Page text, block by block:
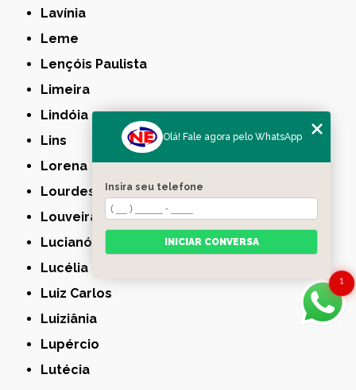
Lavínia
Leme
Lençóis Paulista
Limeira
Lindóia
Lins
Lorena
Lourdes
Louveira
Lucianópolis
Lucélia
Luiz Carlos
Luiziânia
Lupércio
Lutécia
1
Olá! Fale agora pelo WhatsApp
Insira seu telefone
INICIAR CONVERSA